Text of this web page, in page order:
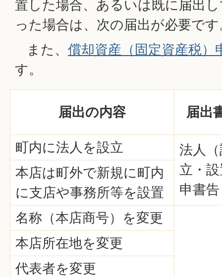
置した場合、あるいは既に届出
った場合は、次の届出が必要で
また、 償却資産（固定資産税）
す。
届出の内容 届出
町内に法人を設立
法人
立・
申書告
本店は町外で新規に町内
に支店や事務所等を設置
名称（本店商号）を変更
本店所在地を変更
代表者を変更